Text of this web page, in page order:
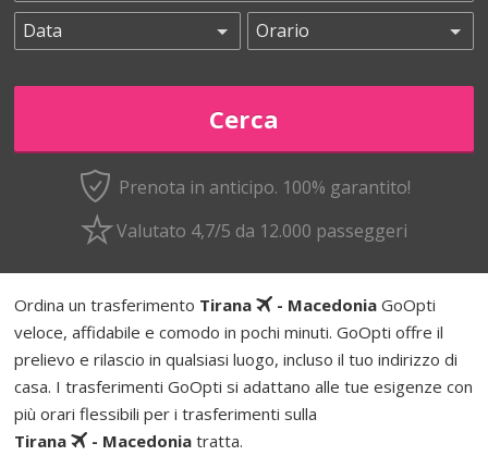
Prenota in anticipo. 100% garantito!
Valutato 4,7/5 da 12.000 passeggeri
Ordina un trasferimento Tirana - Macedonia GoOpti
veloce, affidabile e comodo in pochi minuti. GoOpti offre il
prelievo e rilascio in qualsiasi luogo, incluso il tuo indirizzo di
casa. I trasferimenti GoOpti si adattano alle tue esigenze con
più orari flessibili per i trasferimenti sulla
Tirana
- Macedonia tratta.